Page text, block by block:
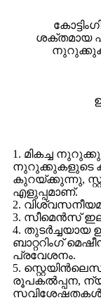
ശക്തമായ
1. മികച്ച
നുറുക്കുകളുടെ
കുറയ്ക്കുന്നു,
എളുപ്പമാണ്.
2.
3. സീമെൻസ്
4. തുടർച്ചയായ
ബാറ്ററിംഗ്
പ്രവേശനം.
5.
രൂപകൽപ്പന,
സവിശേഷതകൾ